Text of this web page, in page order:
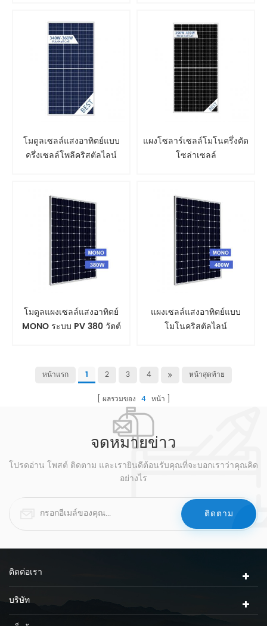
โมดูลเซลล์แสงอาทิตย์แบบ
ครึ่งเซลล์โพลีคริสตัลไลน์
แผงโซลาร์เซลล์โมโนครึ่งตัด
โซล่าเซลล์
โมดูลแผงเซลล์แสงอาทิตย์
MONO ระบบ PV 380 วัตต์
แผงเซลล์แสงอาทิตย์แบบ
โมโนคริสตัลไลน์
หน้าแรก 1 2 3 4 หน้าสุดท้าย
ผลรวมของ 4 หน้า
จดหมายข่าว
โปรดอ่าน โพสต์ ติดตาม และเรายินดีต้อนรับคุณที่จะบอกเราว่าคุณคิด
อย่างไร
ติดต่อเรา
บริษัท